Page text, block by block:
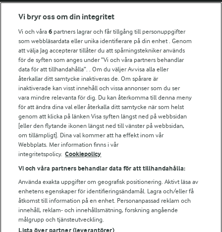
Fler Arlasajter
För ägare
Arlas kundportal
Arla.com
Falbygdens Ost
Arla webbshop
Bildbank
Följ oss
Vi bryr oss om din integritet
Vi och våra6 partners lagrar och får tillgång till personuppgifter
som webbläsardata eller unika identifierare på din enhet . Genom
att välja Jag accepterar tillåter du att spårningstekniker används
för de syften som anges under ”Vi och våra partners behandlar
data för att tillhandahålla”. . Om du väljer Avvisa alla eller
återkallar ditt samtycke inaktiveras de. Om spårare är
inaktiverade kan visst innehåll och vissa annonser som du ser
vara mindre relevanta för dig. Du kan återkomma till denna meny
för att ändra dina val eller återkalla ditt samtycke när som helst
genom att klicka på länken Visa syften längst ned på webbsidan
[eller den flytande ikonen längst ned till vänster på webbsidan,
om tillämpligt]. Dina val kommer att ha effekt inom vår
Webbplats. Mer information finns i vår
integritetspolicy. Cookiepolicy
Vi och våra partners behandlar data för att tillhandahålla:
Använda exakta uppgifter om geografisk positionering. Aktivt läsa av
enhetens egenskaper för identifieringsändamål. Lagra och/eller få
åtkomst till information på en enhet. Personanpassad reklam och
innehåll, reklam- och innehållsmätning, forskning angående
målgrupp och tjänsteutveckling.
Lista över partner (leverantörer)